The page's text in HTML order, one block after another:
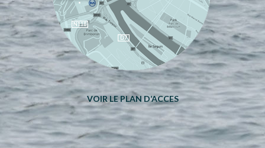
VOIR LE PLAN D’ACCES